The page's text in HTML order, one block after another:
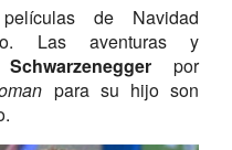
de Navidad
Las aventuras y
por
para su hijo son